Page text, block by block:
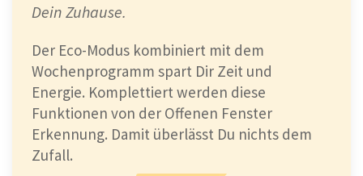
Dein Zuhause.
Der Eco-Modus kombiniert mit dem
Wochenprogramm spart Dir Zeit und
Energie. Komplettiert werden diese
Funktionen von der Offenen Fenster
Erkennung. Damit überlässt Du nichts dem
Zufall.